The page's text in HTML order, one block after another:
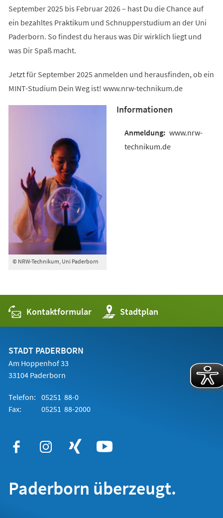
September 2025 bis Februar 2026 – hast Du die Chance auf
ein bezahltes Praktikum und Schnupperstudium an der Uni
Paderborn. So findest du heraus was Dir wirklich liegt und
was Dir Spaß macht.
Jetzt für September 2025 anmelden und herausfinden, ob ein
MINT-Studium Dein Weg ist! www.nrw-technikum.de
© NRW-Technikum, Uni Paderborn
Informationen
www.nrw-
technikum.de
Kontaktformular Stadtplan
(Öffnet
in
einem
STADT PADERBORN
Am Hoppenhof 33
33104 Paderborn
Telefon: 05251 88-0
Fax:
05251 88-2000
Paderborn überzeugt.